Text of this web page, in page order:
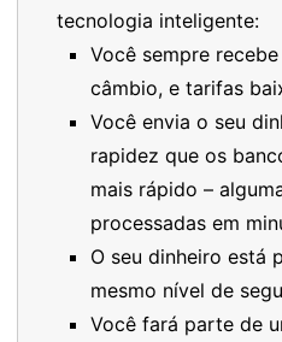
tecnologia inteligente:
Você sempre
câmbio, e tarifas
Você envia o seu
rapidez que os
mais rápido –
processadas em
O seu dinheiro está
mesmo nível de
Você fará parte de